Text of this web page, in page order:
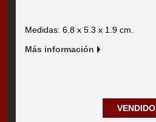
Medidas: 6.8 x 5.3 x 1.9 cm.
Más información
VENDIDO